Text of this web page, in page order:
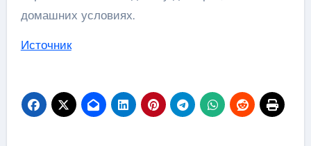
домашних условиях.
Источник